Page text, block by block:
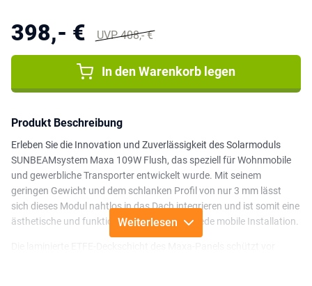
398,- € UVP 408,- €
In den Warenkorb legen
Produkt Beschreibung
Erleben Sie die Innovation und Zuverlässigkeit des Solarmoduls
SUNBEAMsystem Maxa 109W Flush, das speziell für Wohnmobile
und gewerbliche Transporter entwickelt wurde. Mit seinem
geringen Gewicht und dem schlanken Profil von nur 3 mm lässt
sich dieses Modul nahtlos in das Dach integrieren und ist somit eine
ästhetische und funktionale Ergänzung für jede mobile Installation.
Weiterlesen